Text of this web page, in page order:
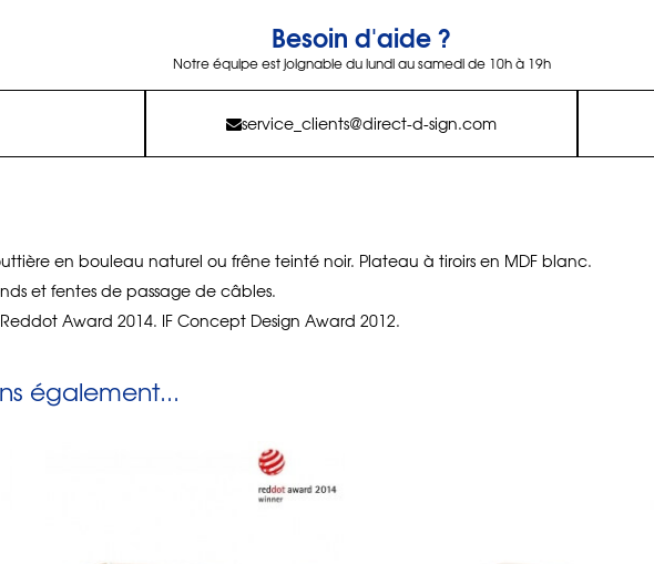
Besoin d'aide ?
Notre équipe est joignable du lundi au samedi de 10h à 19h
service_clients@direct-d-sign.com
en bouleau naturel ou frêne teinté noir. Plateau à tiroirs en MDF blanc.
et fentes de passage de câbles.
Award 2014. IF Concept Design Award 2012.
également...